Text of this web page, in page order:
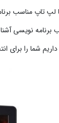
لپ تاپ مناسب
برنامه نویسی
شما را برای انتخاب